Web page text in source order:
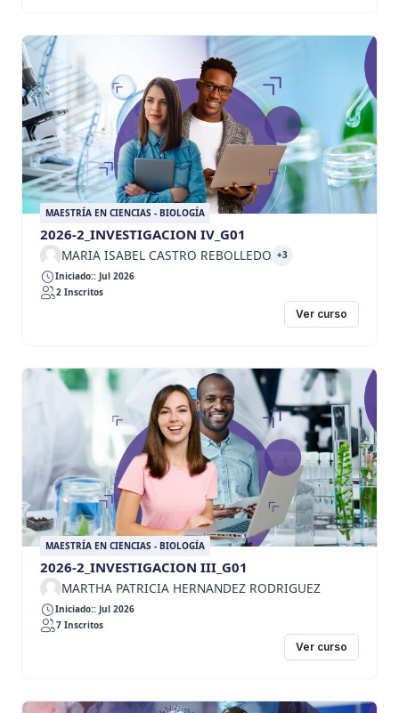
MAESTRÍA EN CIENCIAS - BIOLOGÍA
2026-2_INVESTIGACION IV_G01
MARIA ISABEL CASTRO REBOLLEDO +3
Iniciado:: Jul 2026
2 Inscritos
Ver curso
MAESTRÍA EN CIENCIAS - BIOLOGÍA
2026-2_INVESTIGACION III_G01
MARTHA PATRICIA HERNANDEZ RODRIGUEZ
Iniciado:: Jul 2026
7 Inscritos
Ver curso